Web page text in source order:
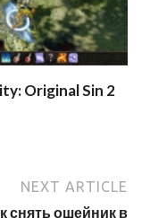
Original Sin 2
NEXT ARTICLE
снять ошейник в